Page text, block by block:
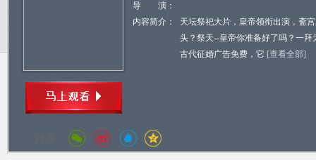
导 演：
内容简介：
天坛祭祀大片，皇帝领衔出演，斋
头？祭天--皇帝你准备好了吗？一
古代征婚广告免费，它 [查看全部]
分享：